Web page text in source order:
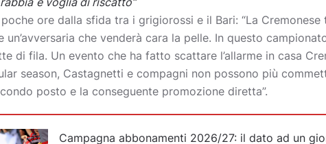
ore dalla sfida tra i grigiorossi e il Bari: “La Cremonese
un’avversaria che venderà cara la pelle. In questo
di fila. Un evento che ha fatto scattare l’allarme in casa
season, Castagnetti e compagni non possono più
posto e la conseguente promozione diretta”.
Campagna abbonamenti 2026/27: il dato ad un